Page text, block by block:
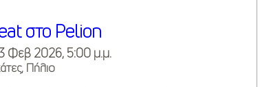
στο Pelion
Φεβ 2026, 5:00 μ.μ.
Πήλιο